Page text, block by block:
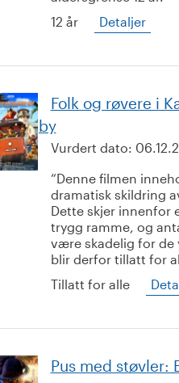
12 år
Detaljer
Folk og røvere i
by
Vurdert dato:
Denne filmen
dramatisk skildring
Dette skjer innenfor
trygg ramme, og
være skadelig for de
blir derfor tillatt for
Tillatt for alle
Pus med støvler: